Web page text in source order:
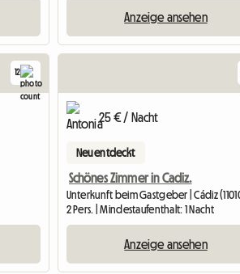
Anzeige ansehen
12
25 € / Nacht
Neu entdeckt
Schönes Zimmer in Cadiz.
Unterkunft beim Gastgeber | Cádiz
2 Pers. | Mindestaufenthalt: 1 Nacht
Anzeige ansehen